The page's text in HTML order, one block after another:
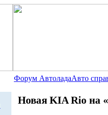
Форум АвтоладаАвто
Новая KIA Rio на